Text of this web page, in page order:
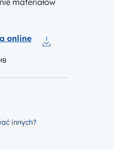
materiałów
online
innych?